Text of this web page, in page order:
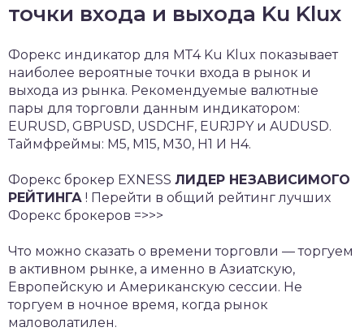
точки входа и выхода Ku Klux
Форекс индикатор для МТ4 Ku Klux показывает
наиболее вероятные точки входа в рынок и
выхода из рынка. Рекомендуемые валютные
пары для торговли данным индикатором:
EURUSD, GBPUSD, USDCHF, EURJPY и AUDUSD.
Таймфреймы: M5, M15, M30, H1 И H4.
Форекс брокер EXNESS ЛИДЕР НЕЗАВИСИМОГО
РЕЙТИНГА ! Перейти в общий рейтинг лучших
Форекс брокеров =>>>
Что можно сказать о времени торговли — торгуем
в активном рынке, а именно в Азиатскую,
Европейскую и Американскую сессии. Не
торгуем в ночное время, когда рынок
маловолатилен.